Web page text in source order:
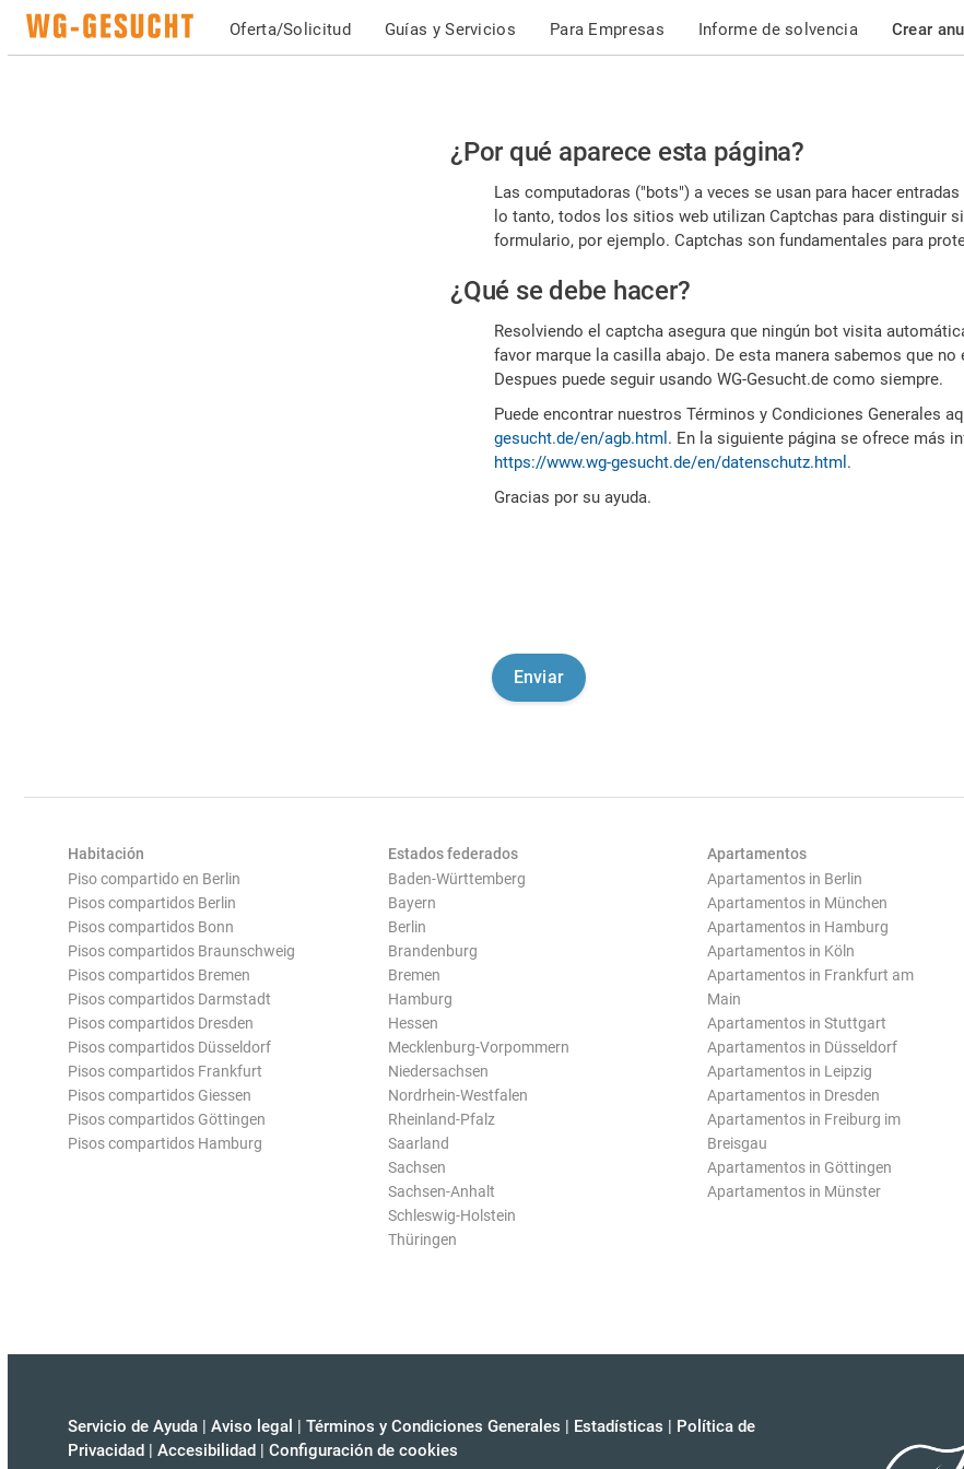
Oferta/Solicitud Guías y Servicios Para Empresas Informe de solvencia Crear
Por
favor,
confirme
es
humano
¿Por qué aparece esta página?
Las computadoras ("bots") a veces se usan para hacer
lo tanto, todos los sitios web utilizan Captchas para distinguir
formulario, por ejemplo. Captchas son fundamentales para
¿Qué se debe hacer?
Resolviendo el captcha asegura que ningún bot visita
favor marque la casilla abajo. De esta manera sabemos que no
Despues puede seguir usando WG-Gesucht.de como siempre.
Puede encontrar nuestros Términos y Condiciones Generales
gesucht.de/en/agb.html . En la siguiente página se ofrece más
https://www.wg-gesucht.de/en/datenschutz.html .
Gracias por su ayuda.
Habitación
Piso compartido en Berlin
Pisos compartidos Berlin
Pisos compartidos Bonn
Pisos compartidos Braunschweig
Pisos compartidos Bremen
Pisos compartidos Darmstadt
Pisos compartidos Dresden
Pisos compartidos Düsseldorf
Pisos compartidos Frankfurt
Pisos compartidos Giessen
Pisos compartidos Göttingen
Pisos compartidos Hamburg
Estados federados
Baden-Württemberg
Bayern
Berlin
Brandenburg
Bremen
Hamburg
Hessen
Mecklenburg-Vorpommern
Niedersachsen
Nordrhein-Westfalen
Rheinland-Pfalz
Saarland
Sachsen
Sachsen-Anhalt
Schleswig-Holstein
Thüringen
Apartamentos
Apartamentos in Berlin
Apartamentos in München
Apartamentos in Hamburg
Apartamentos in Köln
Apartamentos in Frankfurt am
Main
Apartamentos in Stuttgart
Apartamentos in Düsseldorf
Apartamentos in Leipzig
Apartamentos in Dresden
Apartamentos in Freiburg im
Breisgau
Apartamentos in Göttingen
Apartamentos in Münster
Servicio de Ayuda | Aviso legal | Términos y Condiciones Generales | Estadísticas | Política de
Privacidad | Accesibilidad | Configuración de cookies